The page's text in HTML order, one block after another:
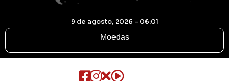
9 de agosto, 2026 - 06:01
Moedas